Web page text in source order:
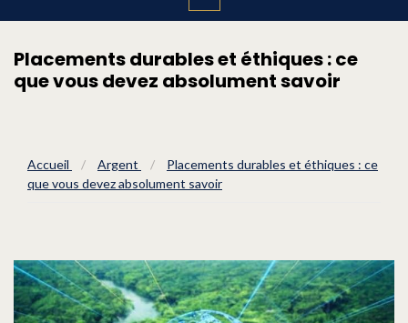
Placements durables et éthiques : ce
que vous devez absolument savoir
Accueil / Argent /
Placements durables et éthiques : ce
que vous devez absolument savoir